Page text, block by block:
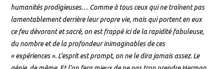
humanités prodigieuses… Comme à tous ceux qui ne traînent pas
lamentablement derrière leur propre vie, mais qui portent en eux
ce feu dévorant et sacré, on est frappé ici de la rapidité fabuleuse,
du nombre et de la profondeur inimaginables de ces
« expériences ». L’esprit est prompt, on ne le dira jamais assez. Le